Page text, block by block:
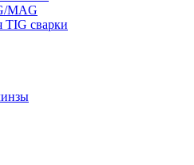
MAG
TIG сварки